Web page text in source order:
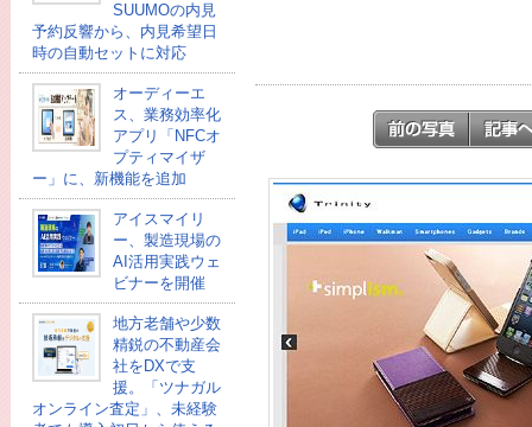
SUUMOの内見
予約反響から、内見希望日
時の自動セットに対応
オーディーエ
ス、業務効率化
アプリ「NFCオ
プティマイザ
ー」に、新機能を追加
アイスマイリ
ー、製造現場の
AI活用実践ウェ
ビナーを開催
地方老舗や少数
精鋭の不動産会
社をDXで支
援。「ツナガル
オンライン査定」、未経験